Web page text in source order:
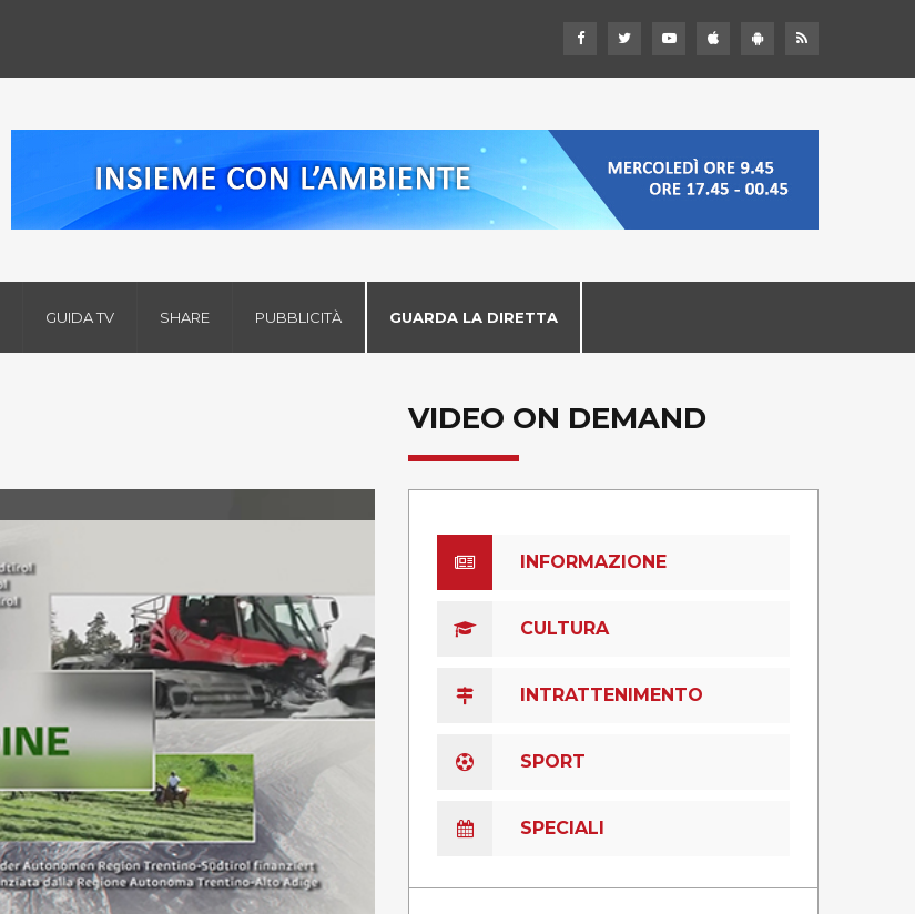
GUIDA TV SHARE PUBBLICITÀ GUARDA LA DIRETTA
VIDEO ON DEMAND
INFORMAZIONE
CULTURA
INTRATTENIMENTO
SPORT
SPECIALI